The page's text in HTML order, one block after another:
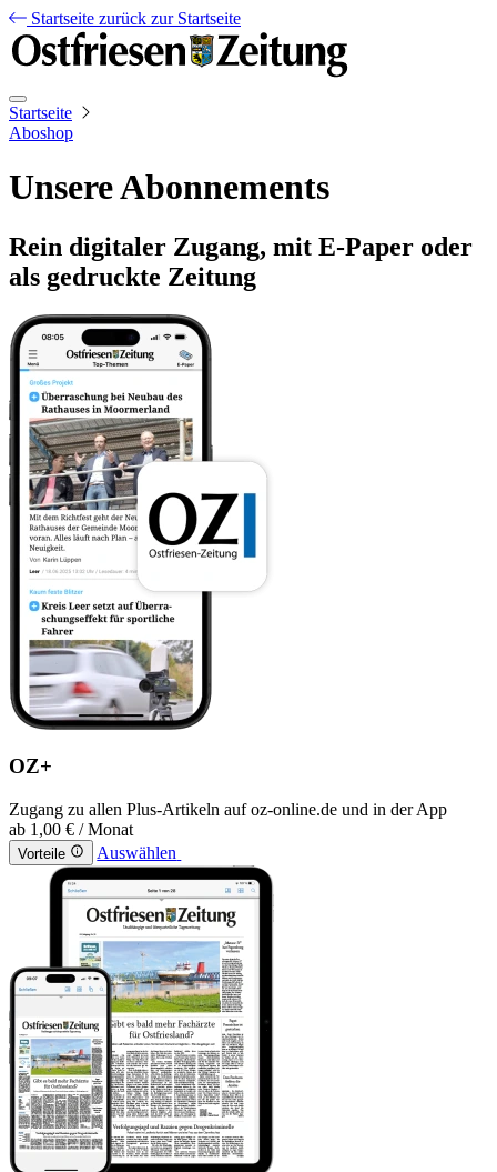
Startseite zurück zur Startseite
Startseite
Aboshop
Unsere Abonnements
Rein digitaler Zugang, mit E-Paper oder
als gedruckte Zeitung
OZ+
Zugang zu allen Plus-Artikeln auf oz-online.de und in der App
ab 1,00 € / Monat
Vorteile Auswählen